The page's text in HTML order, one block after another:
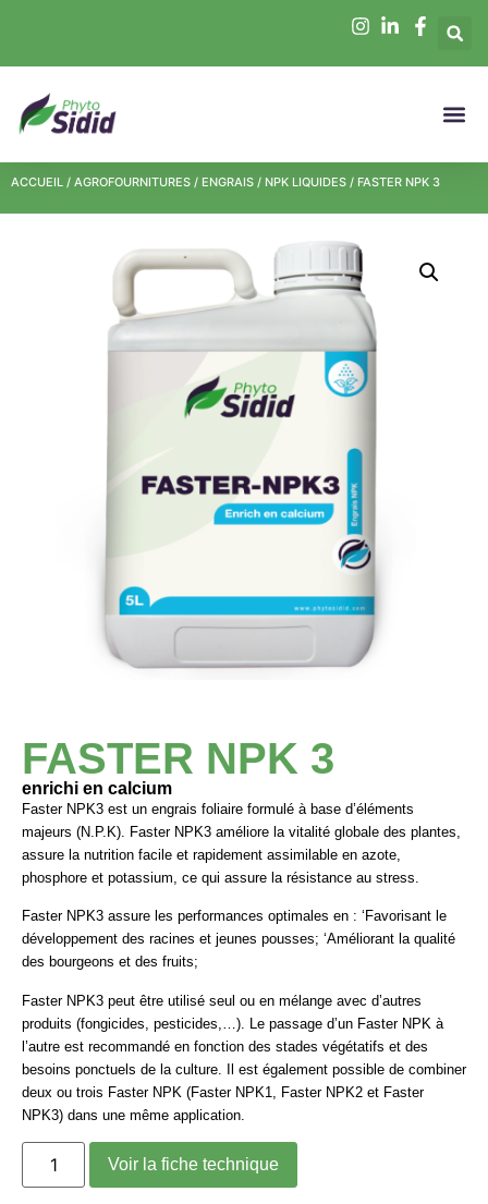
ACCUEIL / AGROFOURNITURES / ENGRAIS / NPK LIQUIDES / FASTER NPK 3
FASTER NPK 3
enrichi en calcium
Faster NPK3 est un engrais foliaire formulé à base d’éléments
majeurs (N.P.K). Faster NPK3 améliore la vitalité globale des plantes,
assure la nutrition facile et rapidement assimilable en azote,
phosphore et potassium, ce qui assure la résistance au stress.
Faster NPK3 assure les performances optimales en : ‘Favorisant le
développement des racines et jeunes pousses; ‘Améliorant la qualité
des bourgeons et des fruits;
Faster NPK3 peut être utilisé seul ou en mélange avec d’autres
produits (fongicides, pesticides,…). Le passage d’un Faster NPK à
l’autre est recommandé en fonction des stades végétatifs et des
besoins ponctuels de la culture.
est également possible de combiner
deux ou trois Faster NPK (Faster NPK1, Faster NPK2 et Faster
NPK3) dans une même application.
Voir la fiche technique